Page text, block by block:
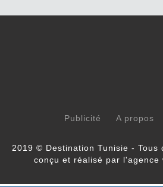
Publicité A propos
2019 © Destination Tunisie - Tous
conçu et réalisé par l'agence